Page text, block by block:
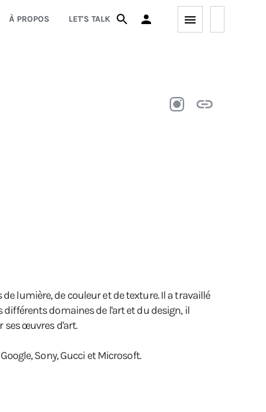
À PROPOS LET'S TALK
lumière, de couleur et de texture. Il a travaillé
domaines de l'art et du design, il
ses œuvres d'art.
Sony, Gucci et Microsoft.